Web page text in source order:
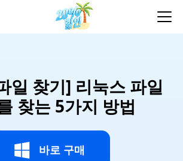
일 찾기] 리눅스 파일
찾는 5가지 방법
바로 구매